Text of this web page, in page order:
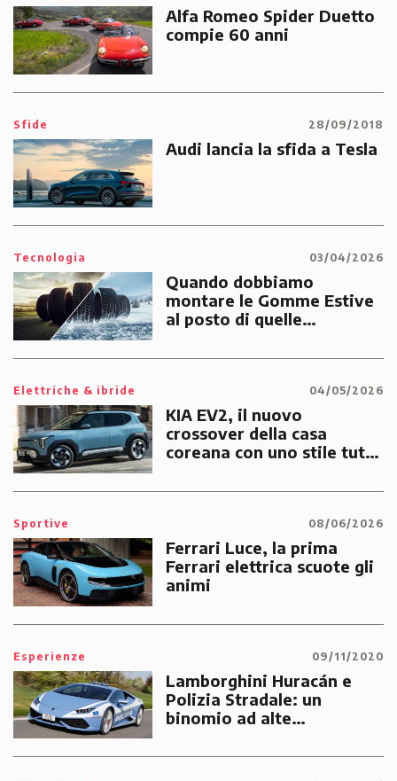
Alfa Romeo Spider Duetto
compie 60 anni
Sfide 28/09/2018
Audi lancia la sfida a Tesla
Tecnologia 03/04/2026
Quando dobbiamo
montare le Gomme Estive
al posto di quelle
Elettriche & ibride 04/05/2026
KIA EV2, il nuovo
crossover della casa
coreana con uno stile tutto
Sportive 08/06/2026
Ferrari Luce, la prima
Ferrari elettrica scuote gli
animi
Esperienze 09/11/2020
Lamborghini Huracán e
Polizia Stradale: un
binomio ad alte
emergenze dei cittadini